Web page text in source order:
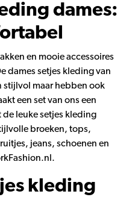
dames:
en mooie accessoires
dames setjes kleding van
stijlvol maar hebben ook
een set van ons een
leuke setjes kleding
broeken, tops,
jeans, schoenen en
kleding